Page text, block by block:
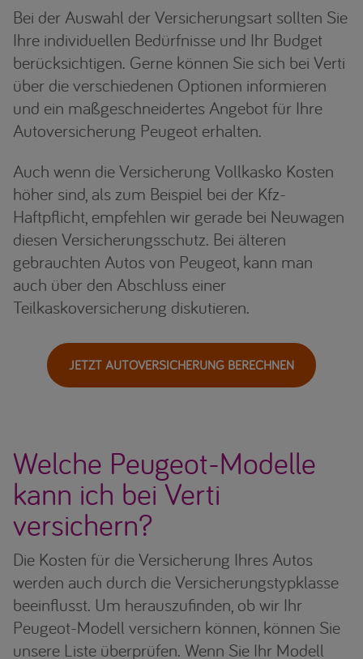
Bei der Auswahl der Versicherungsart sollten Sie
Ihre individuellen Bedürfnisse und Ihr Budget
berücksichtigen. Gerne können Sie sich bei Verti
über die verschiedenen Optionen informieren
und ein maßgeschneidertes Angebot für Ihre
Autoversicherung Peugeot erhalten.
Auch wenn die Versicherung Vollkasko Kosten
höher sind, als zum Beispiel bei der Kfz-
Haftpflicht, empfehlen wir gerade bei Neuwagen
diesen Versicherungsschutz. Bei älteren
gebrauchten Autos von Peugeot, kann man
auch über den Abschluss einer
Teilkaskoversicherung diskutieren.
JETZT AUTOVERSICHERUNG BERECHNEN
Welche Peugeot-Modelle
kann ich bei Verti
versichern?
Die Kosten für die Versicherung Ihres Autos
werden auch durch die Versicherungstypklasse
beeinflusst. Um herauszufinden, ob wir Ihr
Peugeot-Modell versichern können, können Sie
unsere Liste überprüfen. Wenn Sie Ihr Modell